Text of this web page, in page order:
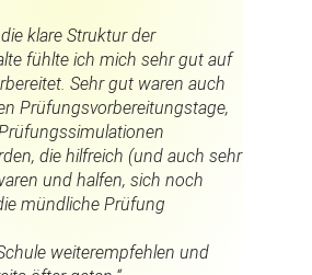
klare Struktur der
fühlte ich mich sehr gut auf
Sehr gut waren auch
Prüfungsvorbereitungstage,
die hilfreich (und auch sehr
und halfen, sich noch
mündliche Prüfung
weiterempfehlen und